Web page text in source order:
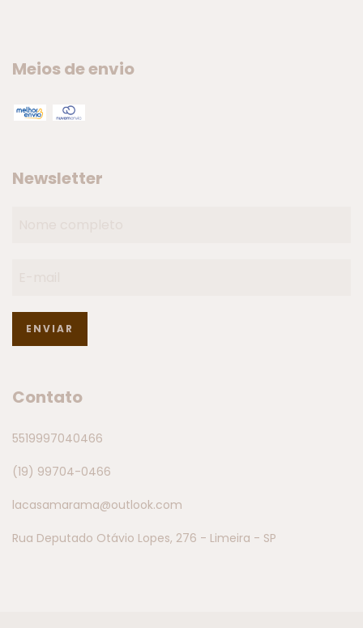
Meios de envio
Newsletter
Contato
5519997040466
(19) 99704-0466
lacasamarama@outlook.com
Rua Deputado Otávio Lopes, 276 - Limeira - SP